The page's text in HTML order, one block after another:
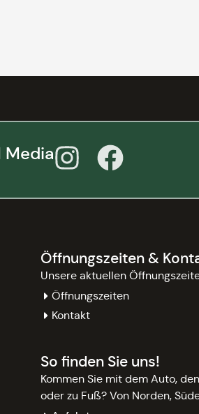
Media
Öffnungszeiten &
Unsere aktuellen
Öffnungszeiten
Kontakt
So finden Sie uns!
Kommen Sie mit dem Auto,
oder zu Fuß? Von Norden,